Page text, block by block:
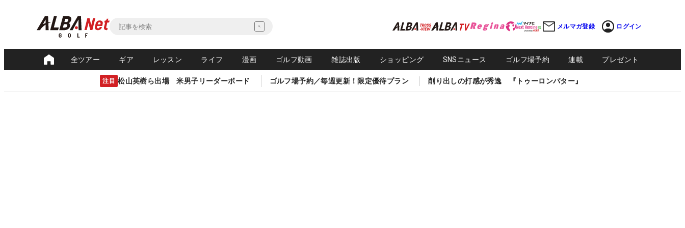
メルマガ登録 ログイン
全ツアー ギア レッスン ライフ 漫画 ゴルフ動画 雑誌出版 ショッピング SNSニュース ゴルフ場予約 連載 プレゼント
注目 松山英樹ら出場 米男子リーダーボード ゴルフ場予約／毎週更新！限定優待プラン 削り出しの打感が秀逸 『トゥーロンパター』